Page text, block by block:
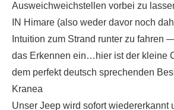
Ausweichweichstellen vorbei zu
IN Himare (also weder davor noch
Intuition zum Strand runter zu fahren
das Erkennen ein…hier ist der kleine
dem perfekt deutsch sprechenden
Kranea
Unser Jeep wird sofort wiedererkannt